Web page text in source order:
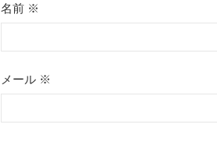
名前 ※
メール ※